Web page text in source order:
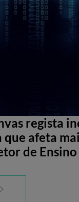
regista
afeta
de Ensino